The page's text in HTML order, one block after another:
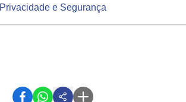
Privacidade e Segurança